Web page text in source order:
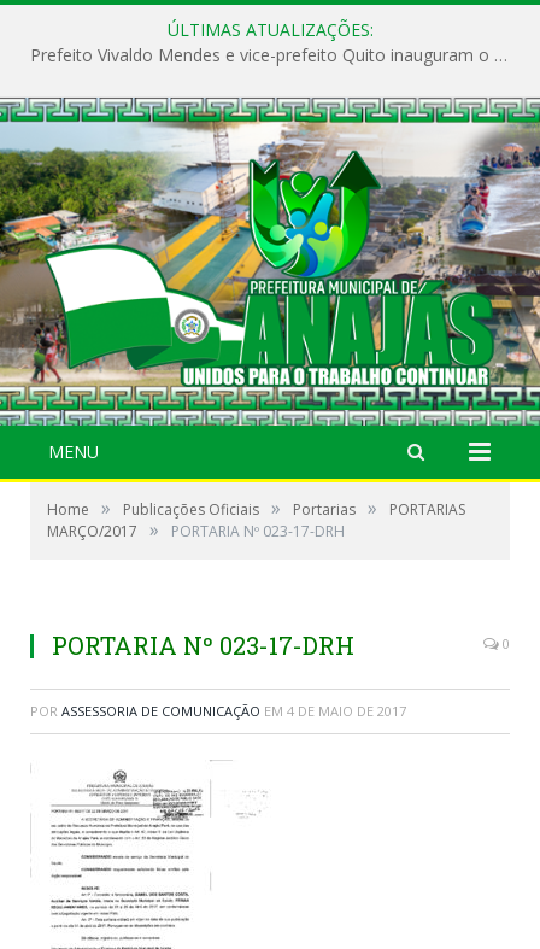
ÚLTIMAS ATUALIZAÇÕES:
Prefeito Vivaldo Mendes e vice-prefeito Quito inauguram o CAPS e fortalecem a saúde pública em Anajás.
MENU
Home » Publicações Oficiais » Portarias »
PORTARIAS
MARÇO/2017
» PORTARIA Nº 023-17-DRH
PORTARIA Nº 023-17-DRH 0
POR ASSESSORIA DE COMUNICAÇÃO EM 4 DE MAIO DE 2017